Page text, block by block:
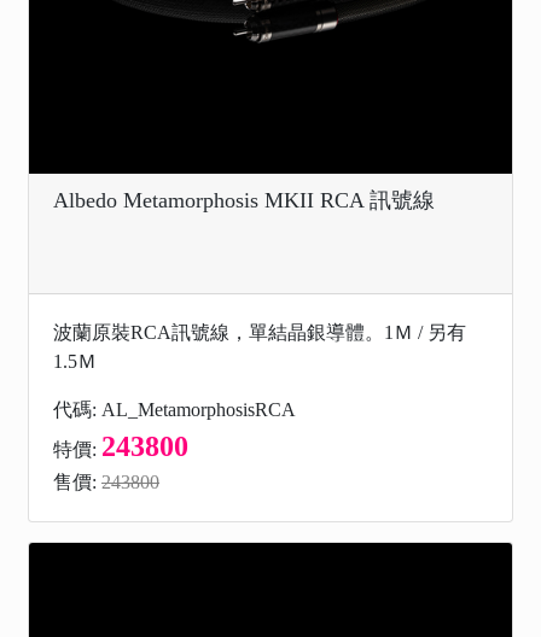
Albedo Metamorphosis MKII RCA 訊號線
波蘭原裝RCA訊號線，單結晶銀導體。1Ｍ / 另有
1.5Ｍ
代碼: AL_MetamorphosisRCA
特價: 243800
售價: 243800